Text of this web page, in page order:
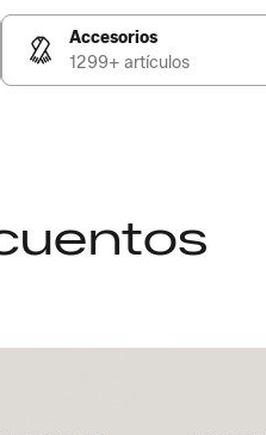
Accesorios
1299+ artículos